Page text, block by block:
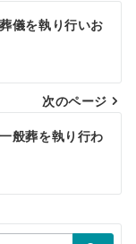
儀を執り行いお
次のページ
般葬を執り行わ